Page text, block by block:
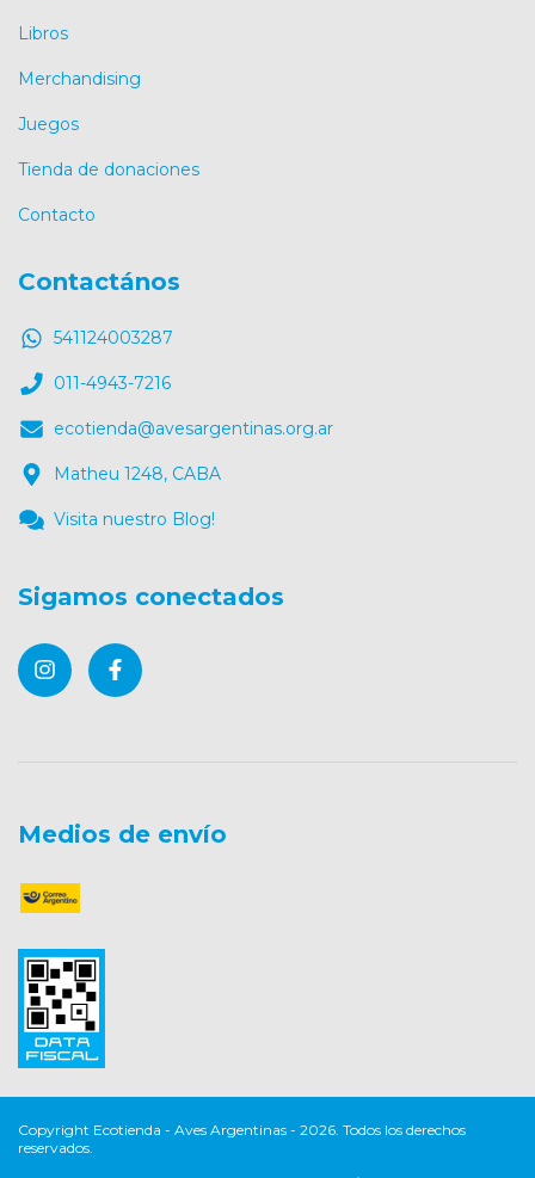
Libros
Merchandising
Juegos
Tienda de donaciones
Contacto
Contactános
541124003287
011-4943-7216
ecotienda@avesargentinas.org.ar
Matheu 1248, CABA
Visita nuestro Blog!
Sigamos conectados
Medios de envío
Copyright Ecotienda - Aves Argentinas - 2026. Todos los derechos
reservados.